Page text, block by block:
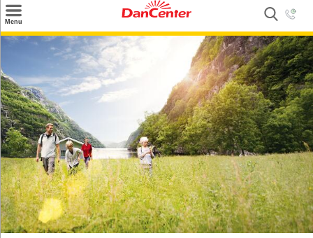
Menu
Zoeken
Informatie over
Service
Kontakt